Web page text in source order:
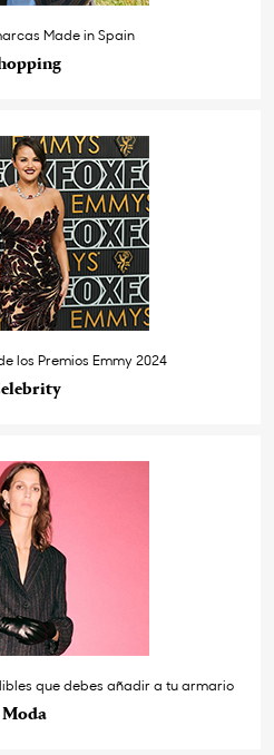
Made in Spain
los Premios Emmy 2024
que debes añadir a tu armario
Moda